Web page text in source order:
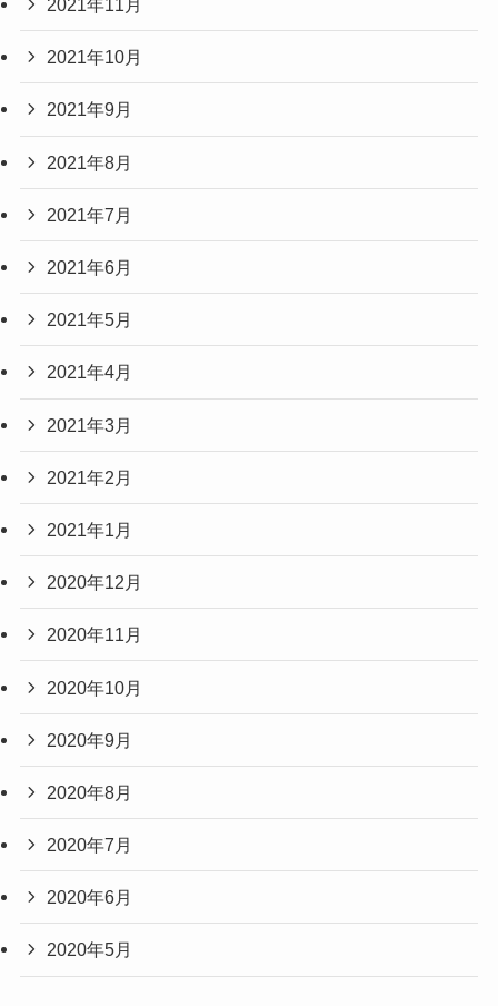
2021年11月
2021年10月
2021年9月
2021年8月
2021年7月
2021年6月
2021年5月
2021年4月
2021年3月
2021年2月
2021年1月
2020年12月
2020年11月
2020年10月
2020年9月
2020年8月
2020年7月
2020年6月
2020年5月